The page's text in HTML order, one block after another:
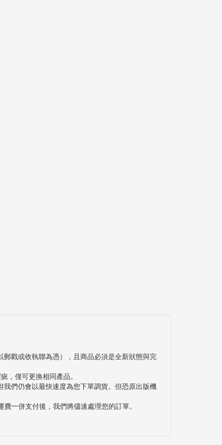
戳或收執聯為憑），且商品必須是全新狀態與完
，僅可更換相同產品。
們仍會以最快速度為您下單調貨。但恐原出版機
一併支付後，我們將儘速處理您的訂單。